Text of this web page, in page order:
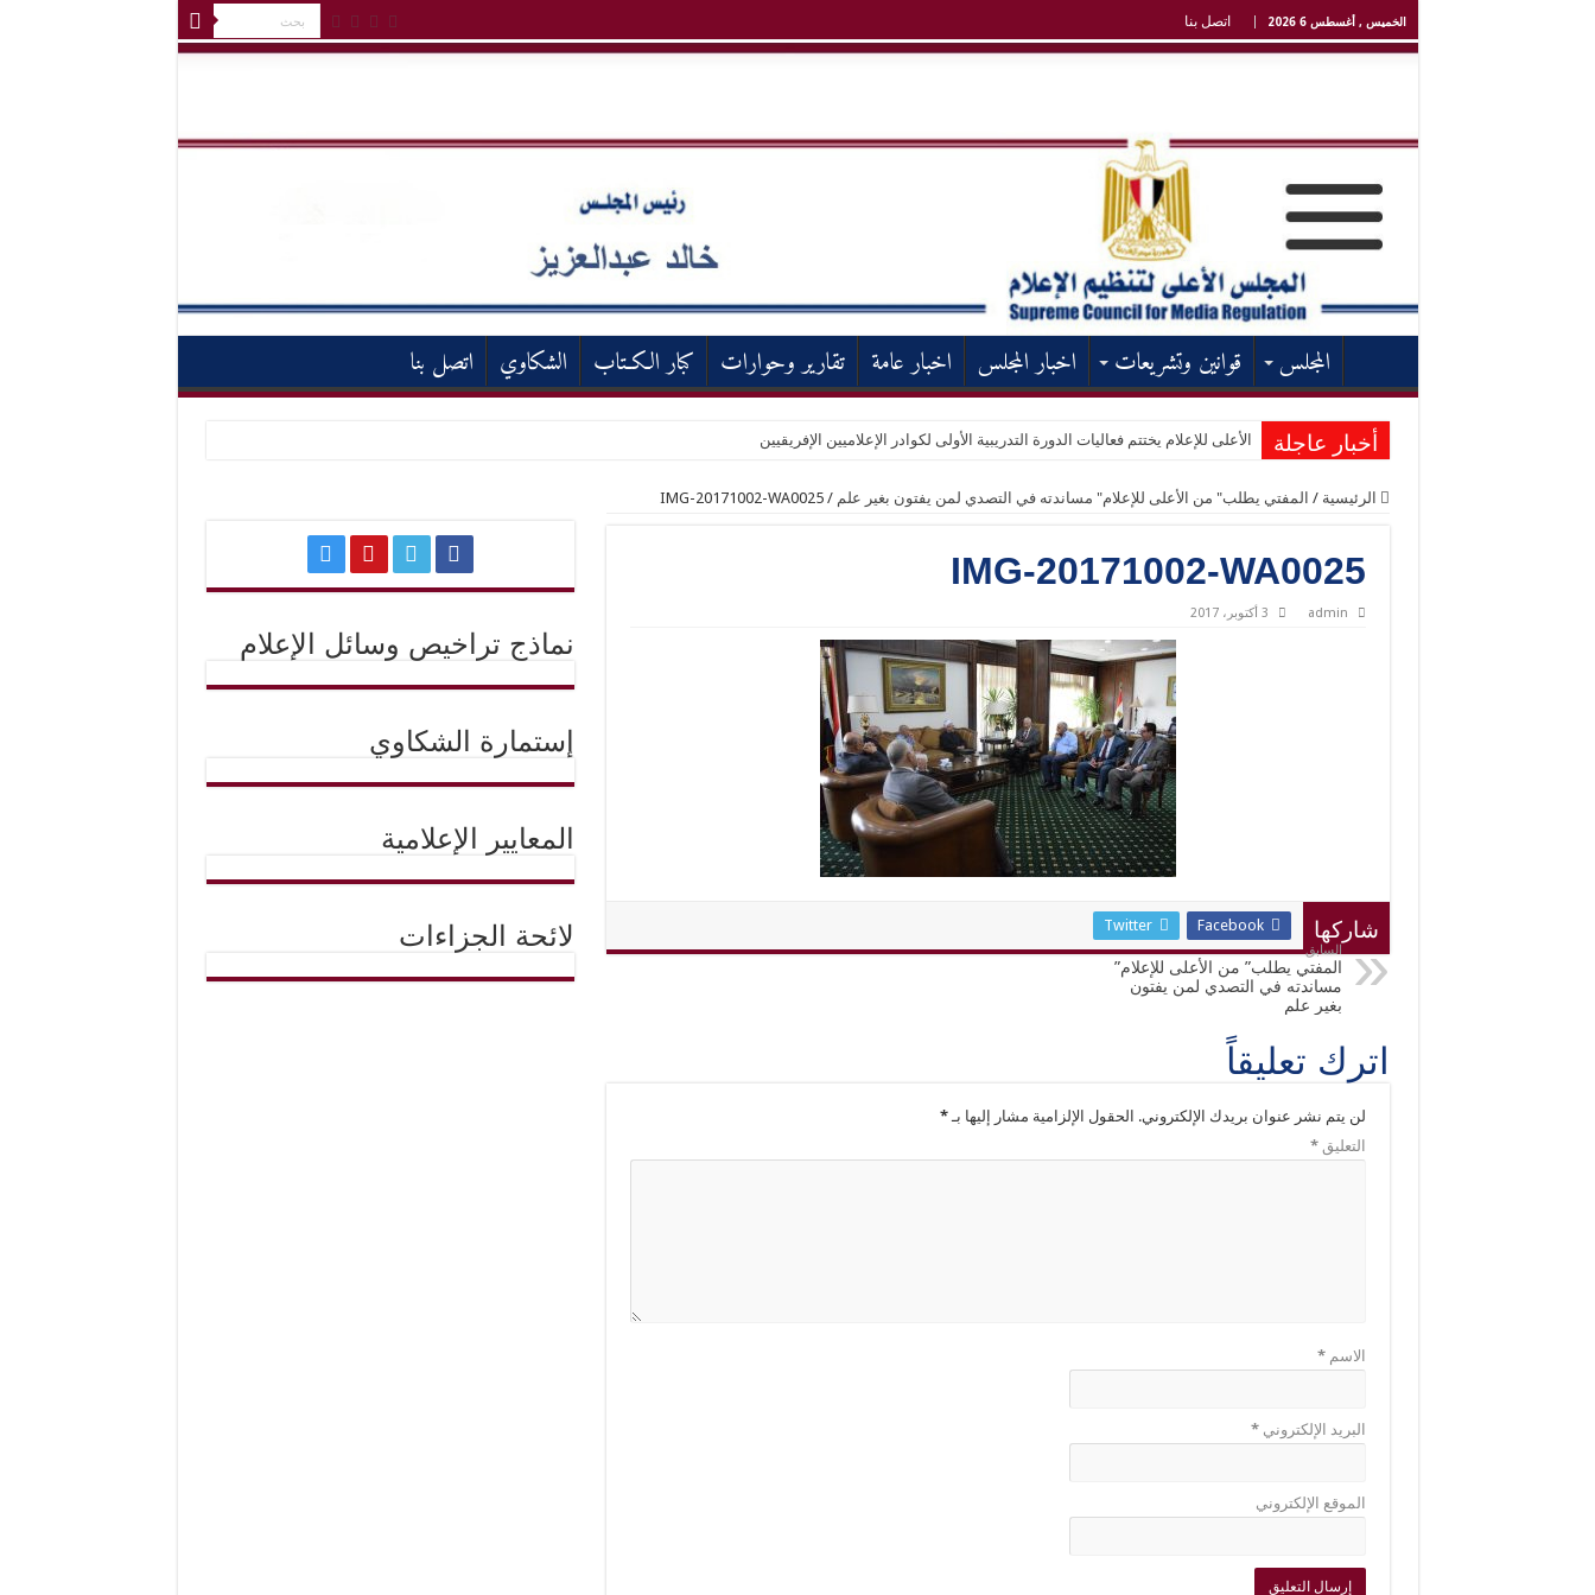
الخميس , أغسطس 6 2026 اتصل بنا
المجلس قوانين وتشريعات اخبار المجلس اخبار عامة تقارير وحوارات كبار الكـتاب الشكاوي اتصل بنا
أخبار عاجلة الأعلى للإعلام يختتم فعاليات الدورة التدريبية الأولى لكوادر الإعلاميين الإفريقيين
الرئيسية / المفتي يطلب" من الأعلى للإعلام" مساندته في التصدي لمن يفتون بغير علم /
IMG-20171002-WA0025
IMG-20171002-WA0025
admin 3 أكتوبر، 2017
شاركها Facebook
Twitter
السابق
المفتي يطلب” من الأعلى للإعلام”
مساندته في التصدي لمن يفتون
بغير علم
اترك تعليقاً
لن يتم نشر عنوان بريدك الإلكتروني. الحقول الإلزامية مشار إليها بـ*
التعليق*
الاسم*
البريد الإلكتروني*
الموقع الإلكتروني
نماذج تراخيص وسائل الإعلام
إستمارة الشكاوي
المعايير الإعلامية
لائحة الجزاءات